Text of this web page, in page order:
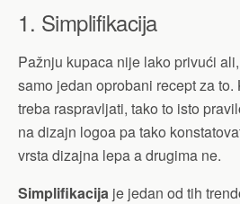
1. Simplifikacija
Pažnju kupaca nije lako privući
samo jedan oprobani recept za
treba raspravljati, tako to isto
na dizajn logoa pa tako
vrsta dizajna lepa a drugima ne.
Simplifikacija je jedan od tih